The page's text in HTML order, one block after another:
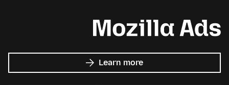
Learn more
about
Mozilla